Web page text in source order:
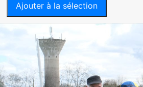
Ajouter à la sélection